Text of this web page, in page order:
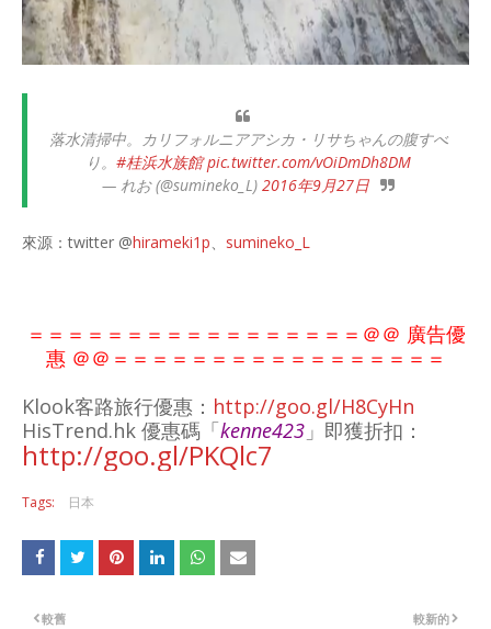
落水清掃中。カリフォルニアアシカ・リサちゃんの腹すべ
り。 #桂浜水族館 pic.twitter.com/vOiDmDh8DM
— れお (@sumineko_L) 2016年9月27日
來源：twitter @hirameki1p、 sumineko_L
＝＝＝＝＝＝＝＝＝＝＝＝＝＝＝＝＝＠＠ 廣告優
惠 ＠＠ ＝＝＝＝＝＝＝＝＝＝＝ ＝＝＝＝ ＝＝
Klook客路旅行優惠： http://goo.gl/H8CyHn
HisTrend.hk 優惠碼「kenne423 」即獲折扣：
http://goo.gl/PKQlc7
Tags: 日本
較新的
較舊